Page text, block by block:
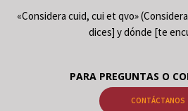
«Considera cuid, cui et qvo»
dices] y dónde [te
PARA PREGUNTAS O
CONTÁCTANOS